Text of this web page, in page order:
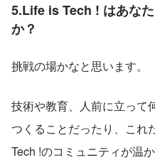
5.Life is Tech ! はあな
か？
挑戦の場かなと思います。
技術や教育、人前に立って
つくることだったり、これ
Tech !のコミュニティが温